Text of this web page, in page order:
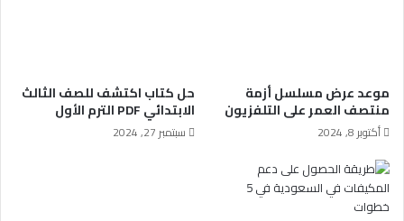
موعد عرض مسلسل أزمة
منتصف العمر على التلفزيون
أكتوبر 8, 2024
حل كتاب اكتشف للصف الثالث
الابتدائي PDF الترم الأول
سبتمبر 27, 2024